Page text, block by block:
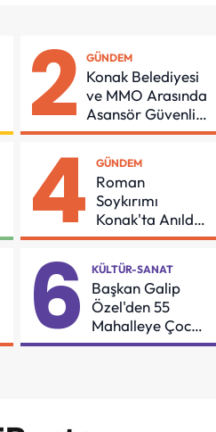
2 GÜNDEM
Konak Belediyesi
ve MMO Arasında
Asansör Güvenliği
İçin Önemli
4 GÜNDEM
Roman
Soykırımı
Konak'ta Anıldı:
"Eşit Bir Yaşam
Sürdüreceğiz"
6 KÜLTÜR-SANAT
Başkan Galip
Özel'den 55
Mahalleye Çocuk
Şenliği